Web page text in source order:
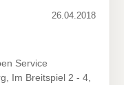
26.04.2018
Service
Im Breitspiel 2 - 4,